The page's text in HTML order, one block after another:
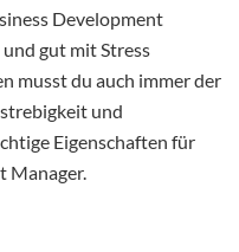
Development
gut mit Stress
musst du auch immer der
und
Eigenschaften für
Manager.